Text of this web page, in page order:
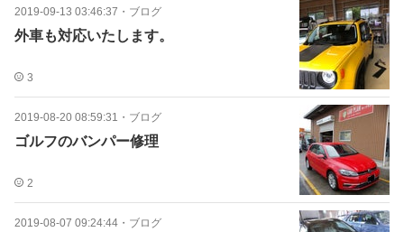
2019-09-13 03:46:37 ・ ブログ
外車も対応いたします。
3
2019-08-20 08:59:31 ・ ブログ
ゴルフのバンパー修理
2
2019-08-07 09:24:44 ・ ブログ